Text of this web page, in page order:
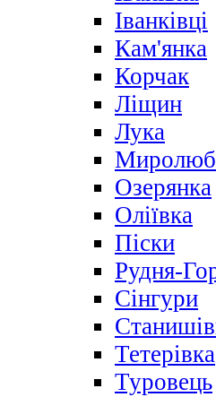
Іванківці
Кам'янка
Корчак
Ліщин
Лука
Озерянка
Оліївка
Піски
Рудня-
Сінгури
Тетерівка
Туровець